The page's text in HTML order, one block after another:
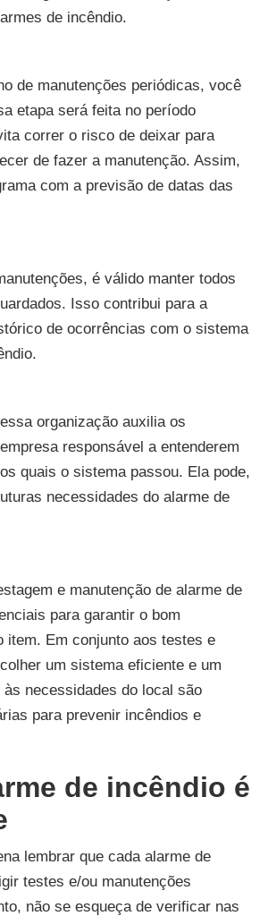
de incêndio.
de manutenções periódicas, você
etapa será feita no período
correr o risco de deixar para
de fazer a manutenção. Assim,
com a previsão de datas das
é válido manter todos
Isso contribui para a
de ocorrências com o sistema
organização auxilia os
responsável a entenderem
quais o sistema passou. Ela pode,
necessidades do alarme de
e manutenção de alarme de
para garantir o bom
item. Em conjunto aos testes e
um sistema eficiente e um
às necessidades do local são
para prevenir incêndios e
de incêndio é
lembrar que cada alarme de
testes e/ou manutenções
não se esqueça de verificar nas